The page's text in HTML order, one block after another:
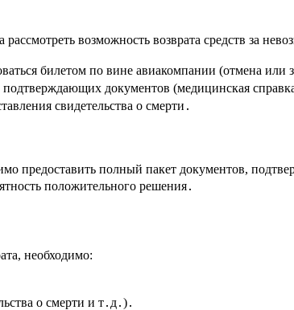
возможность возврата средств за
билетом по вине авиакомпании (отмена или
документов (медицинская
свидетельства о смерти․
предоставить полный пакет документов,
положительного решения․
необходимо:
о смерти и т․д․)․